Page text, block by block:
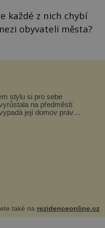
každé z nich chybí
obyvateli města?
stylu si pro sebe
na předměstí
její domov právě
také na rezidenceonline.cz